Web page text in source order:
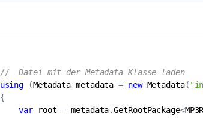
//  Datei mit der Metadata-Klasse laden
using (Metadata metadata = new Metadata(
var
root = metadata.GetRootPackage<